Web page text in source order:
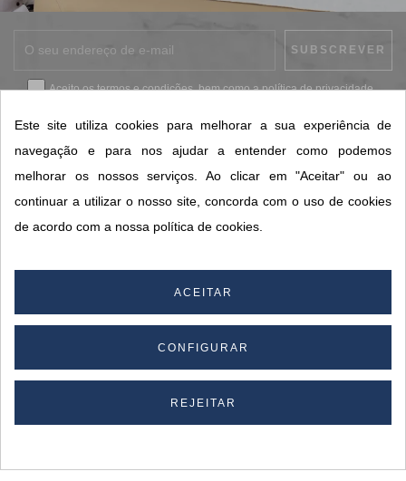
Aceito ostermos e condições, bem como apolítica de privacidade.
CONTACTOS SORISA
Este site utiliza cookies para melhorar a sua experiência de
navegação e para nos ajudar a entender como podemos
melhorar os nossos serviços. Ao clicar em "Aceitar" ou ao
continuar a utilizar o nosso site, concorda com o uso de cookies
de acordo com a nossa política de cookies.
ACEITAR
CONFIGURAR
REJEITAR